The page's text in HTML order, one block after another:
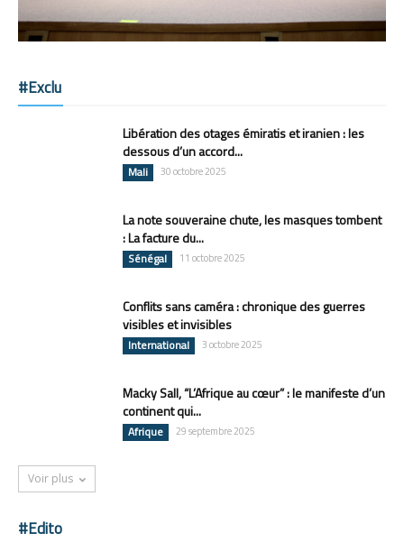
#Exclu
Libération des otages émiratis et iranien : les
dessous d’un accord...
Mali 30 octobre 2025
La note souveraine chute, les masques tombent
: La facture du...
Sénégal 11 octobre 2025
Conflits sans caméra : chronique des guerres
visibles et invisibles
International 3 octobre 2025
Macky Sall, “L’Afrique au cœur” : le manifeste d’un
continent qui...
Afrique 29 septembre 2025
Voir plus
#Edito